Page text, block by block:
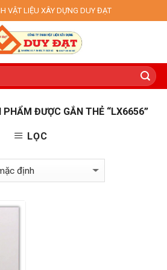
VẬT LIỆU XÂY DỰNG DUY ĐẠT
PHẨM ĐƯỢC GẮN THẺ “LX6656”
LỌC